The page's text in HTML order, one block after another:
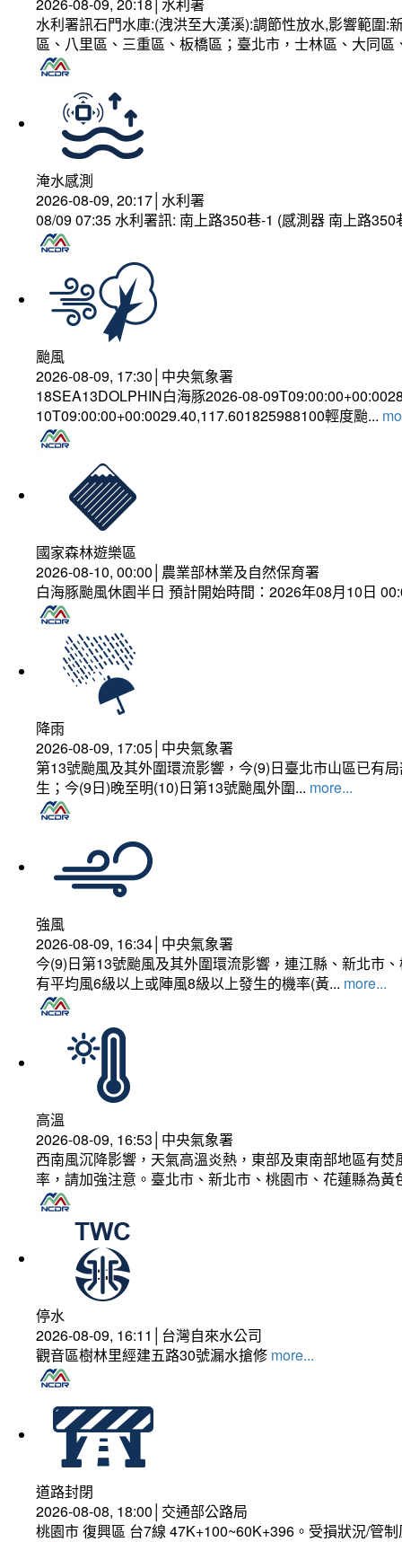
水利署訊石門水庫:(洩洪至大漢溪):調節性放水,影響範圍
區、八里區、三重區、板橋區；臺北市，士林區、大同
淹水感測
2026-08-09, 20:17│水利署
08/09 07:35 水利署訊: 南上路350巷-1 (感測器 南上路
颱風
2026-08-09, 17:30│中央氣象署
18SEA13DOLPHIN白海豚2026-08-
10T09:00:00+00:0029.40,117.601825988100輕度颱...
國家森林遊樂區
2026-08-10, 00:00│農業部林業及自然保育署
白海豚颱風休園半日 預計開始時間：2026年08月10日
降雨
2026-08-09, 17:05│中央氣象署
第13號颱風及其外圍環流影響，今(9)日臺北市山區已有
生；今(9日)晚至明(10)日第13號颱風外圍... more...
強風
2026-08-09, 16:34│中央氣象署
今(9)日第13號颱風及其外圍環流影響，連江縣、新北市
有平均風6級以上或陣風8級以上發生的機率(黃... more...
高溫
2026-08-09, 16:53│中央氣象署
西南風沉降影響，天氣高溫炎熱，東部及東南部地區有
率，請加強注意。臺北市、新北市、桃園市、花蓮縣為
停水
2026-08-09, 16:11│台灣自來水公司
觀音區樹林里經建五路30號漏水搶修 more...
道路封閉
2026-08-08, 18:00│交通部公路局
桃園市 復興區 台7線 47K+100~60K+396。受損狀況/管